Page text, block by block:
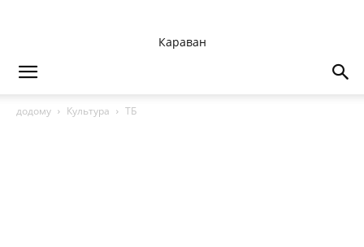
Караван
додому Культура ТБ